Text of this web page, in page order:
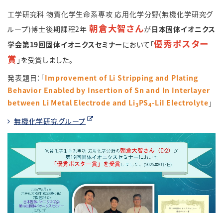
工学研究科 物質化学生命系専攻 応用化学分野(無機化学研究グ
ループ)博士後期課程2年 朝倉大智さんが日本固体イオニクス
学会第19回固体イオニクスセミナーにおいて「優秀ポスター
賞 」を受賞しました。
発表題目：「Improvement of Li Stripping and Plating
Behavior Enabled by Insertion of Sn and In Interlayer
between Li Metal Electrode and Li3PS4-LiI Electrolyte 」
無機化学研究グループ